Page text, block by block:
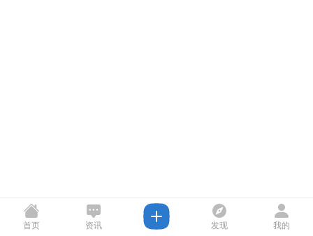
首页 资讯 发现 我的